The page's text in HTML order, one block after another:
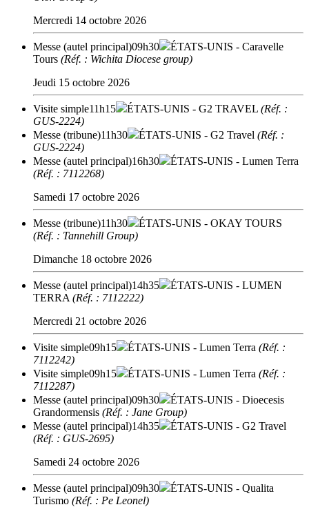
Mercredi 14 octobre 2026
Messe (autel principal)09h30 ÉTATS-UNIS - Caravelle
Tours (Réf. : Wichita Diocese group)
Jeudi 15 octobre 2026
Visite simple11h15 ÉTATS-UNIS - G2 TRAVEL (Réf. :
GUS-2224)
Messe (tribune)11h30 ÉTATS-UNIS - G2 Travel (Réf. :
GUS-2224)
Messe (autel principal)16h30 ÉTATS-UNIS - Lumen Terra
(Réf. : 7112268)
Samedi 17 octobre 2026
Messe (tribune)11h30 ÉTATS-UNIS - OKAY TOURS
(Réf. : Tannehill Group)
Dimanche 18 octobre 2026
Messe (autel principal)14h35 ÉTATS-UNIS - LUMEN
TERRA (Réf. : 7112222)
Mercredi 21 octobre 2026
Visite simple09h15 ÉTATS-UNIS - Lumen Terra (Réf. :
7112242)
Visite simple09h15 ÉTATS-UNIS - Lumen Terra (Réf. :
7112287)
Messe (autel principal)09h30 ÉTATS-UNIS - Dioecesis
Grandormensis (Réf. : Jane Group)
Messe (autel principal)14h35 ÉTATS-UNIS - G2 Travel
(Réf. : GUS-2695)
Samedi 24 octobre 2026
Messe (autel principal)09h30 ÉTATS-UNIS - Qualita
Turismo (Réf. : Pe Leonel)